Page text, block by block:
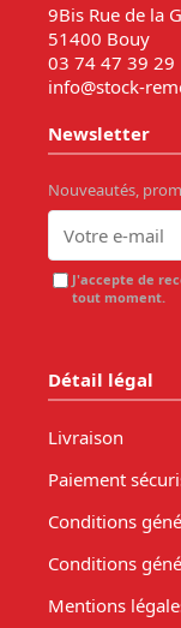
9Bis Rue de la
51400 Bouy
03 74 47 39 29
info@stock-
Newsletter
Nouveautés,
J'accepte de
tout moment.
Détail légal
Livraison
Paiement
Conditions
Conditions
Mentions